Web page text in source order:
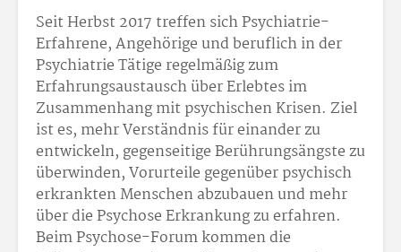
Seit Herbst 2017 treffen sich Psychiatrie-
Erfahrene, Angehörige und beruflich in der
Psychiatrie Tätige regelmäßig zum
Erfahrungsaustausch über Erlebtes im
Zusammenhang mit psychischen Krisen. Ziel
ist es, mehr Verständnis für einander zu
entwickeln, gegenseitige Berührungsängste zu
überwinden, Vorurteile gegenüber psychisch
erkrankten Menschen abzubauen und mehr
über die Psychose Erkrankung zu erfahren.
Beim Psychose-Forum kommen die